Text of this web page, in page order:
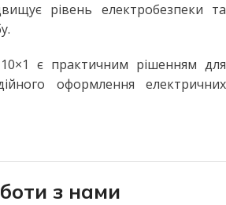
рівень електробезпеки та
є практичним рішенням для
оформлення електричних
з нами